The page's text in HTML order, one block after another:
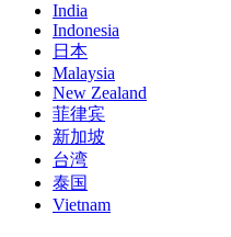
India
Indonesia
日本
Malaysia
New Zealand
菲律宾
新加坡
台湾
泰国
Vietnam